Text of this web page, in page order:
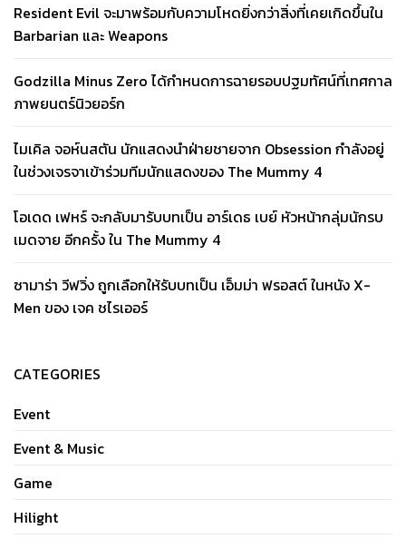
Resident Evil จะมาพร้อมกับความโหดยิ่งกว่าสิ่งที่เคยเกิดขึ้นใน
Barbarian และ Weapons
Godzilla Minus Zero ได้กำหนดการฉายรอบปฐมทัศน์ที่เทศกาล
ภาพยนตร์นิวยอร์ก
ไมเคิล จอห์นสตัน นักแสดงนำฝ่ายชายจาก Obsession กำลังอยู่
ในช่วงเจรจาเข้าร่วมทีมนักแสดงของ The Mummy 4
โอเดด เฟหร์ จะกลับมารับบทเป็น อาร์เดธ เบย์ หัวหน้ากลุ่มนักรบ
เมดจาย อีกครั้ง ใน The Mummy 4
ซามาร่า วีฟวิ่ง ถูกเลือกให้รับบทเป็น เอ็มม่า ฟรอสต์ ในหนัง X-
Men ของ เจค ชไรเออร์
CATEGORIES
Event
Event & Music
Game
Hilight